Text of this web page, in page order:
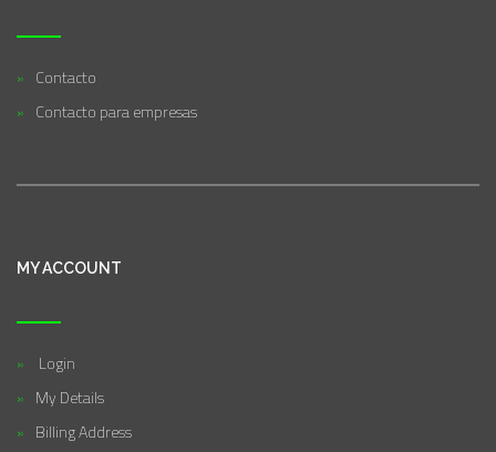
Contacto
Contacto para empresas
MY ACCOUNT
Login
My Details
Billing Address